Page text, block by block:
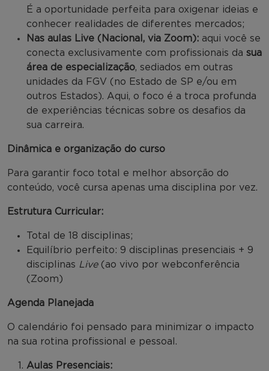
É a oportunidade perfeita para oxigenar ideias e
conhecer realidades de diferentes mercados;
Nas aulas Live (Nacional, via Zoom): aqui você se
conecta exclusivamente com profissionais da sua
área de especialização, sediados em outras
unidades da FGV (no Estado de SP e/ou em
outros Estados). Aqui, o foco é a troca profunda
de experiências técnicas sobre os desafios da
sua carreira.
Dinâmica e organização do curso
Para garantir foco total e melhor absorção do
conteúdo, você cursa apenas uma disciplina por vez.
Estrutura Curricular:
Total de 18 disciplinas;
Equilíbrio perfeito: 9 disciplinas presenciais + 9
disciplinas Live(ao vivo por webconferência
(Zoom)
Agenda Planejada
O calendário foi pensado para minimizar o impacto
na sua rotina profissional e pessoal.
Aulas Presenciais: